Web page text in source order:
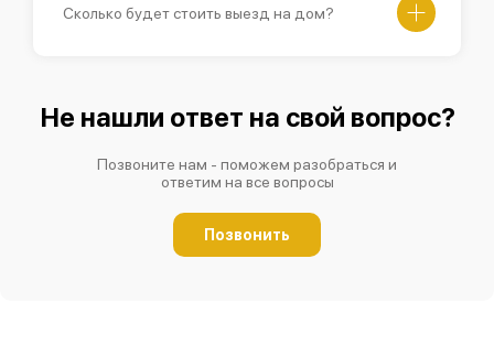
Сколько будет стоить выезд на дом?
Не нашли ответ на свой вопрос?
Позвоните нам - поможем разобраться и
ответим на все вопросы
Позвонить